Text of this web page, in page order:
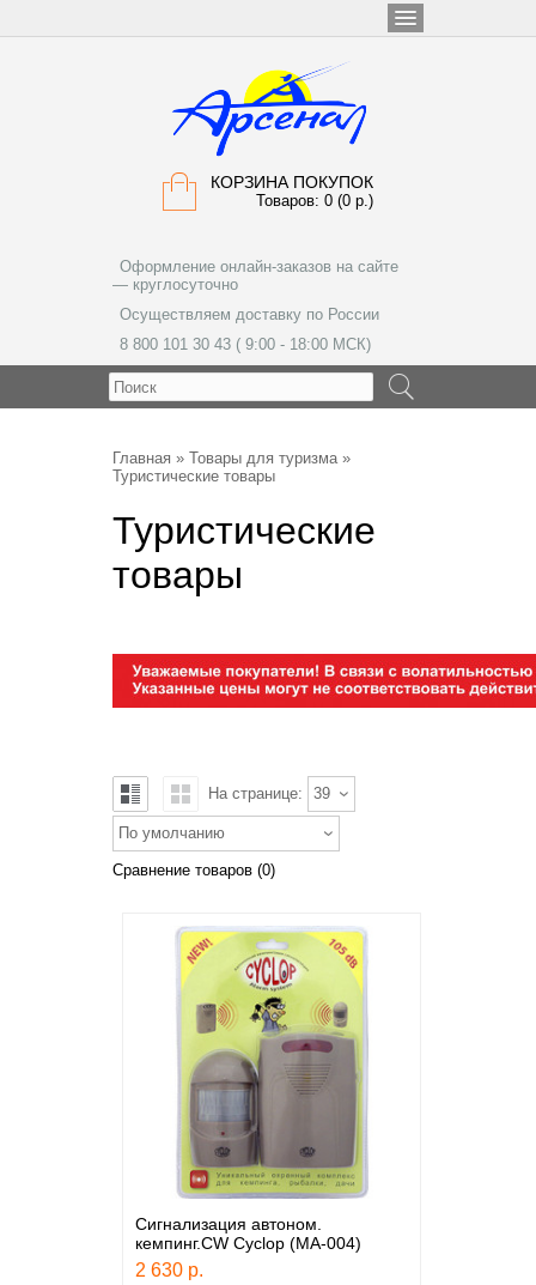
КОРЗИНА ПОКУПОК
Товаров: 0 (0 р.)
Оформление онлайн-заказов на сайте
— круглосуточно
Осуществляем доставку по России
8 800 101 30 43 ( 9:00 - 18:00 МСК)
Главная » Товары для туризма»
Туристические товары
Туристические
товары
На странице: 39
По умолчанию
Сравнение товаров (0)
Сигнализация автоном.
кемпинг.CW Cyclop (MA-004)
2 630 р.